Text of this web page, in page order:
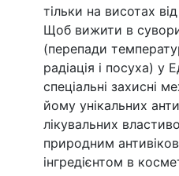
тільки на висотах
Щоб вижити в
(перепади
радіація і посуха) у
спеціальні захисні
йому унікальних
лікувальних
природним
інгредієнтом в